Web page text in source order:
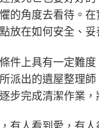
的角度去看待。
放在如何安全、
件上具有一定難
派出的遺屋整理
步完成清潔作業